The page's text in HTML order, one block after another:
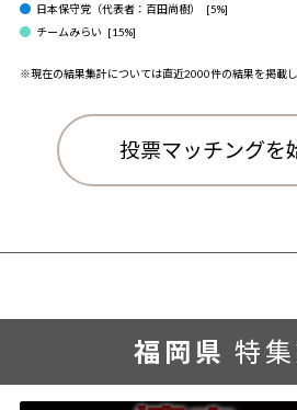
日本保守党（代表者：百田尚樹）
[5%]
チームみらい [15%]
※現在の結果集計については直近2000件の結果を掲載
投票マッチングを
福岡県 特